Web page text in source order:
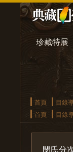
珍藏特展
首頁 目錄
首頁
目錄
閔氏分